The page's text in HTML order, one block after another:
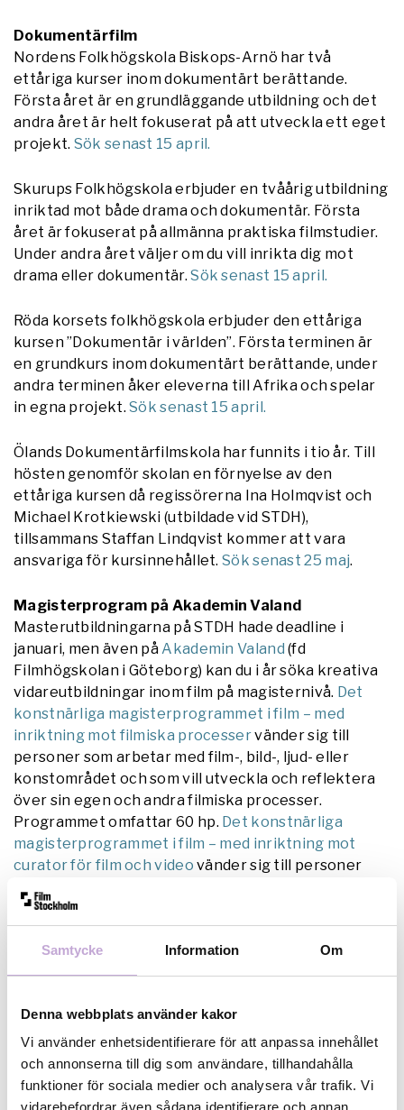
Samtycke Information Om
Denna webbplats använder kakor
Vi använder enhetsidentifierare för att anpassa innehållet
och annonserna till dig som användare, tillhandahålla
funktioner för sociala medier och analysera vår trafik. Vi
Dokumentärfilm
Nordens Folkhögskola Biskops-Arnö har två
ettåriga kurser inom dokumentärt berättande.
Första året är en grundläggande utbildning och det
andra året är helt fokuserat på att utveckla ett eget
projekt. Sök senast 15 april.
Skurups Folkhögskola erbjuder en tvåårig utbildning
inriktad mot både drama och dokumentär. Första
året är fokuserat på allmänna praktiska filmstudier.
Under andra året väljer om du vill inrikta dig mot
drama eller dokumentär.Sök senast 15 april.
Röda korsets folkhögskola erbjuder den ettåriga
kursen ”Dokumentär i världen”. Första terminen är
en grundkurs inom dokumentärt berättande, under
andra terminen åker eleverna till Afrika och spelar
in egna projekt.Sök senast 15 april.
Ölands Dokumentärfilmskola har funnits i tio år. Till
hösten genomför skolan en förnyelse av den
ettåriga kursen då regissörerna Ina Holmqvist och
Michael Krotkiewski (utbildade vid STDH),
tillsammans Staffan Lindqvist kommer att vara
ansvariga för kursinnehållet.Sök senast 25 maj.
Magisterprogram på Akademin Valand
Masterutbildningarna på STDH hade deadline i
januari, men även påAkademin Valand (fd
Filmhögskolan i Göteborg) kan du i år söka kreativa
vidareutbildningar inom film på magisternivå. Det
konstnärliga magisterprogrammet i film – med
inriktning mot filmiska processervänder sig till
personer som arbetar med film-, bild-, ljud- eller
konstområdet och som vill utveckla och reflektera
över sin egen och andra filmiska processer.
Programmet omfattar 60 hp. Det konstnärliga
magisterprogrammet i film – med inriktning mot
curator för film och video vänder sig till personer
filmkonsten och/eller det kulturella arvet.
Programmet omfattar 60 hp. Magisterprogrammen
riktar sig framför allt till dig som redan gått en
filmhögskola eller har någon annan form av
att söka utbildningarna även om du inte har
kandidatexamen, men glöm då inte att ansöka om
validering av reell kompetens.Båda utbildningarna
har deadline den 15 april.